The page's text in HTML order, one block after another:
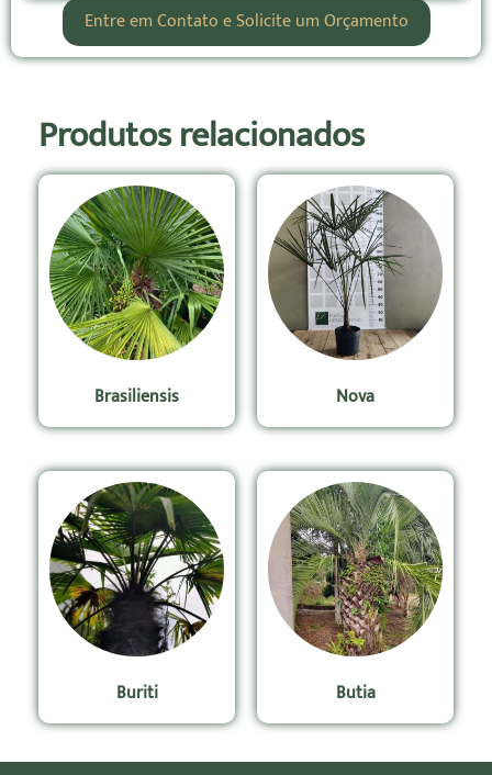
Entre em Contato e Solicite um Orçamento
Produtos relacionados
Brasiliensis Nova
Buriti Butia